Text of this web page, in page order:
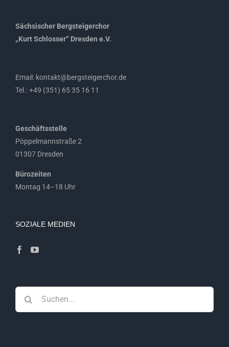
Sächsischer Bergsteigerchor
„Kurt Schlosser“ Dresden e.V.
Email: kontakt@bergsteigerchor.de
Tel.: +49 (351) 65 35 16 11
Geschäftsstelle
Pöppelmannstraße 2
01307 Dresden
Bürozeiten
Montag 14–18 Uhr
SOZIALE MEDIEN
nach: